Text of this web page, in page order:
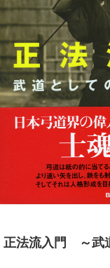
正法流入門 ～武